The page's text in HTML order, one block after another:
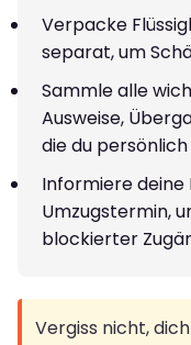
Verpacke
separat, um
Sammle alle
Ausweise,
die du
Informiere
Umzugstermin,
blockierter
Vergiss nicht,